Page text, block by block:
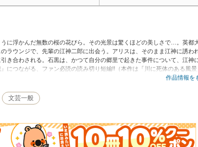
に浮かんだ無数の桜の花びら。その光景は驚くほどの美しさで…。英都
ラウンジで、先輩の江神二郎に出会う。アリスは、そのまま江神に誘わ
き合わされる。石黒は、かつて自分の郷里で起きた事件について、江神
につながる、ファン必読の読み切り短編!!（本作は「川に死体のある風景
作品情報を
文芸一般